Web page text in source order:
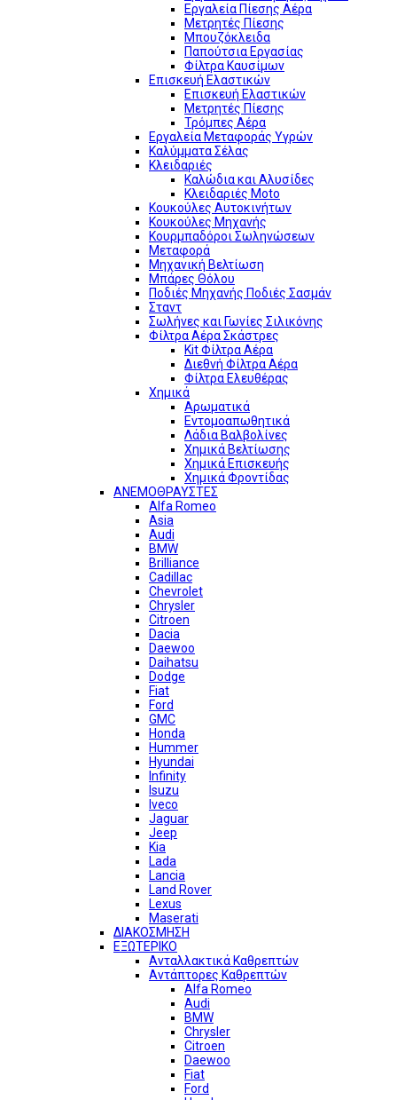
Εργαλεία Πίεσης Αέρα
Μετρητές Πίεσης
Μπουζόκλειδα
Παπούτσια Εργασίας
Φίλτρα Καυσίμων
Επισκευή Ελαστικών
Επισκευή Ελαστικών
Μετρητές Πίεσης
Τρόμπες Αέρα
Εργαλεία Μεταφοράς Υγρών
Καλύμματα Σέλας
Κλειδαριές
Καλώδια και Αλυσίδες
Κλειδαριές Moto
Κουκούλες Αυτοκινήτων
Κουκούλες Μηχανής
Κουρμπαδόροι Σωληνώσεων
Μεταφορά
Μηχανική Βελτίωση
Μπάρες Θόλου
Ποδιές Μηχανής Ποδιές Σασμάν
Σταντ
Σωλήνες και Γωνίες Σιλικόνης
Φίλτρα Αέρα Σκάστρες
Kit Φίλτρα Αέρα
Διεθνή Φίλτρα Αέρα
Φίλτρα Ελευθέρας
Χημικά
Αρωματικά
Εντομοαπωθητικά
Λάδια Βαλβολίνες
Χημικά Βελτίωσης
Χημικά Επισκευής
Χημικά Φροντίδας
ΑΝΕΜΟΘΡΑΥΣΤΕΣ
Alfa Romeo
Asia
Audi
BMW
Brilliance
Cadillac
Chevrolet
Chrysler
Citroen
Dacia
Daewoo
Daihatsu
Dodge
Fiat
Ford
GMC
Honda
Hummer
Hyundai
Infinity
Isuzu
Iveco
Jaguar
Jeep
Kia
Lada
Lancia
Land Rover
Lexus
Maserati
ΔΙΑΚΟΣΜΗΣΗ
ΕΞΩΤΕΡΙΚΟ
Ανταλλακτικά Καθρεπτών
Αντάπτορες Καθρεπτών
Alfa Romeo
Audi
BMW
Chrysler
Citroen
Daewoo
Fiat
Ford